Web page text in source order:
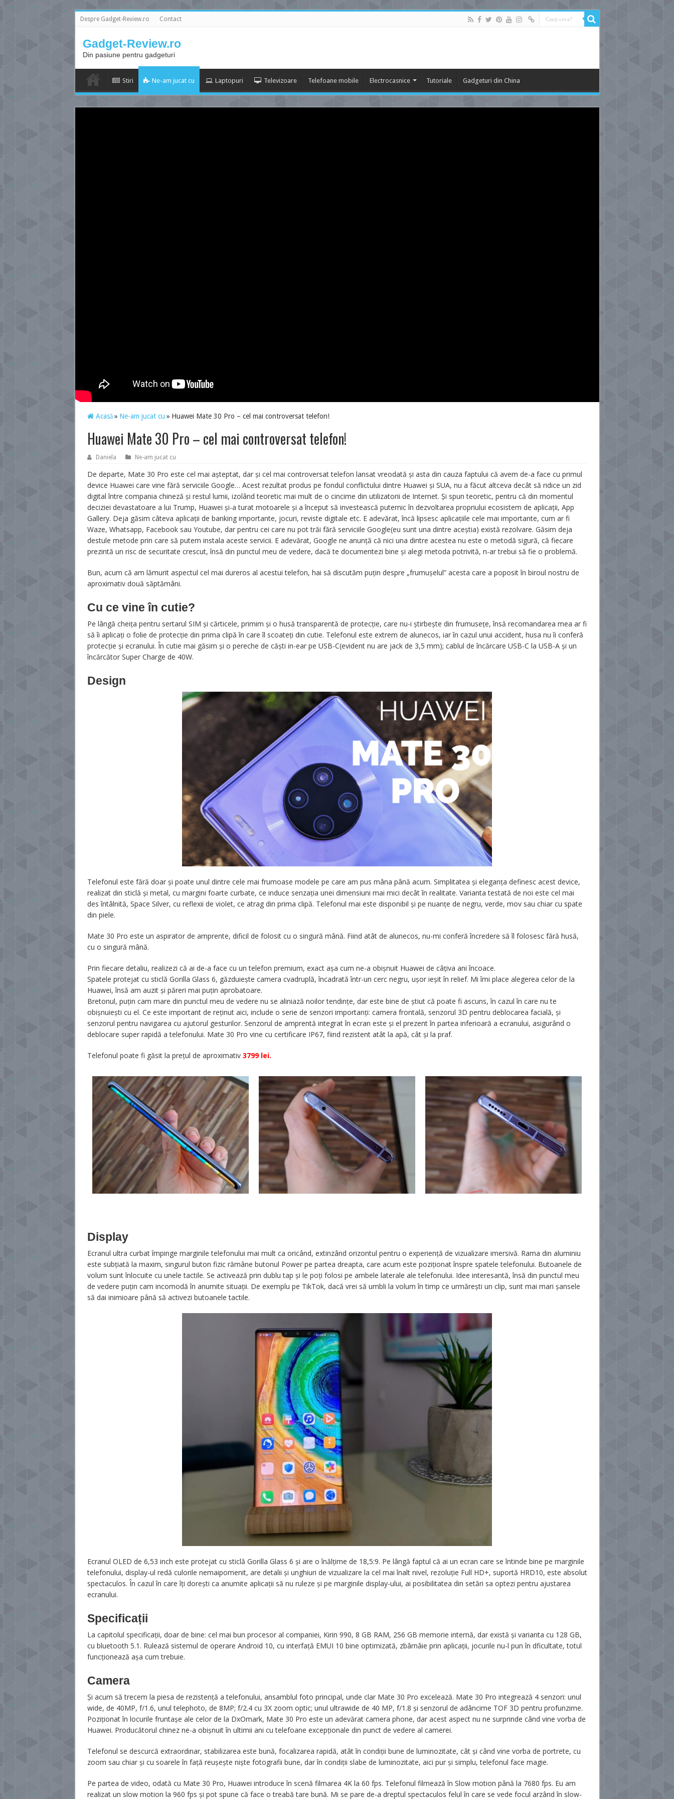
Despre Gadget-Review.ro Contact
Gadget-Review.ro
Din pasiune pentru gadgeturi
Stiri Ne-am jucat cu Laptopuri Televizoare Telefoane mobile Electrocasnice Tutoriale Gadgeturi din China
Acasă » Ne-am jucat cu » Huawei Mate 30 Pro – cel mai controversat telefon!
Huawei Mate 30 Pro – cel mai controversat telefon!
Daniela Ne-am jucat cu
De departe, Mate 30 Pro este cel mai așteptat, dar și cel mai controversat telefon lansat vreodată și asta din cauza faptului că avem de-a face cu primul
device Huawei care vine fără serviciile Google… Acest rezultat produs pe fondul conflictului dintre Huawei și SUA, nu a făcut altceva decât să ridice un zid
digital între compania chineză și restul lumii, izolând teoretic mai mult de o cincime din utilizatorii de Internet. Și spun teoretic, pentru că din momentul
deciziei devastatoare a lui Trump, Huawei și-a turat motoarele și a început să investească puternic în dezvoltarea propriului ecosistem de aplicații, App
Gallery. Deja găsim câteva aplicații de banking importante, jocuri, reviste digitale etc. E adevărat, încă lipsesc aplicațiile cele mai importante, cum ar fi
Waze, Whatsapp, Facebook sau Youtube, dar pentru cei care nu pot trăi fără serviciile Google(eu sunt una dintre aceștia) există rezolvare. Găsim deja
destule metode prin care să putem instala aceste servicii. E adevărat, Google ne anunță că nici una dintre acestea nu este o metodă sigură, că fiecare
prezintă un risc de securitate crescut, însă din punctul meu de vedere, dacă te documentezi bine și alegi metoda potrivită, n-ar trebui să fie o problemă.
Bun, acum că am lămurit aspectul cel mai dureros al acestui telefon, hai să discutăm puțin despre „frumușelul” acesta care a poposit în biroul nostru de
aproximativ două săptămâni.
Cu ce vine în cutie?
Pe lângă cheița pentru sertarul SIM și cărticele, primim și o husă transparentă de protecție, care nu-i știrbește din frumusețe, însă recomandarea mea ar fi
să îi aplicați o folie de protecție din prima clipă în care îl scoateți din cutie. Telefonul este extrem de alunecos, iar în cazul unui accident, husa nu îi conferă
protecție și ecranului. În cutie mai găsim și o pereche de căști in-ear pe USB-C(evident nu are jack de 3,5 mm); cablul de încărcare USB-C la USB-A și un
încărcător Super Charge de 40W.
Design
Telefonul este fără doar și poate unul dintre cele mai frumoase modele pe care am pus mâna până acum. Simplitatea și eleganța definesc acest device,
realizat din sticlă și metal, cu margini foarte curbate, ce induce senzația unei dimensiuni mai mici decât în realitate. Varianta testată de noi este cel mai
des întâlnită, Space Silver, cu reflexii de violet, ce atrag din prima clipă. Telefonul mai este disponibil și pe nuanțe de negru, verde, mov sau chiar cu spate
din piele.
Mate 30 Pro este un aspirator de amprente, dificil de folosit cu o singură mână. Fiind atât de alunecos, nu-mi conferă încredere să îl folosesc fără husă,
cu o singură mână.
Prin fiecare detaliu, realizezi că ai de-a face cu un telefon premium, exact așa cum ne-a obișnuit Huawei de câțiva ani încoace.
Spatele protejat cu sticlă Gorilla Glass 6, găzduiește camera cvadruplă, încadrată într-un cerc negru, ușor ieșit în relief. Mi îmi place alegerea celor de la
Huawei, însă am auzit și păreri mai puțin aprobatoare.
Bretonul, puțin cam mare din punctul meu de vedere nu se aliniază noilor tendințe, dar este bine de știut că poate fi ascuns, în cazul în care nu te
obișnuiești cu el. Ce este important de reținut aici, include o serie de senzori importanți: camera frontală, senzorul 3D pentru deblocarea facială, și
senzorul pentru navigarea cu ajutorul gesturilor. Senzorul de amprentă integrat în ecran este și el prezent în partea inferioară a ecranului, asigurând o
deblocare super rapidă a telefonului. Mate 30 Pro vine cu certificare IP67, fiind rezistent atât la apă, cât și la praf.
Telefonul poate fi găsit la prețul de aproximativ 3799 lei.
Display
Ecranul ultra curbat împinge marginile telefonului mai mult ca oricând, extinzând orizontul pentru o experiență de vizualizare imersivă. Rama din aluminiu
este subțiată la maxim, singurul buton fizic rămâne butonul Power pe partea dreapta, care acum este poziționat înspre spatele telefonului. Butoanele de
volum sunt înlocuite cu unele tactile. Se activează prin dublu tap și le poți folosi pe ambele laterale ale telefonului. Idee interesantă, însă din punctul meu
de vedere puțin cam incomodă în anumite situații. De exemplu pe TikTok, dacă vrei să umbli la volum în timp ce urmărești un clip, sunt mai mari șansele
să dai inimioare până să activezi butoanele tactile.
Ecranul OLED de 6,53 inch este protejat cu sticlă Gorilla Glass 6 și are o înălțime de 18,5:9. Pe lângă faptul că ai un ecran care se întinde bine pe marginile
telefonului, display-ul redă culorile nemaipomenit, are detalii și unghiuri de vizualizare la cel mai înalt nivel, rezoluție Full HD+, suportă HRD10, este absolut
spectaculos. În cazul în care îți dorești ca anumite aplicații să nu ruleze și pe marginile display-ului, ai posibilitatea din setări sa optezi pentru ajustarea
ecranului.
Specificații
La capitolul specificații, doar de bine: cel mai bun procesor al companiei, Kirin 990, 8 GB RAM, 256 GB memorie internă, dar există și varianta cu 128 GB,
cu bluetooth 5.1. Rulează sistemul de operare Android 10, cu interfață EMUI 10 bine optimizată, zbârnâie prin aplicații, jocurile nu-l pun în dficultate, totul
funcționează așa cum trebuie.
Camera
Și acum să trecem la piesa de rezistență a telefonului, ansamblul foto principal, unde clar Mate 30 Pro excelează. Mate 30 Pro integrează 4 senzori: unul
wide, de 40MP, f/1.6, unul telephoto, de 8MP; f/2.4 cu 3X zoom optic; unul ultrawide de 40 MP, f/1.8 și senzorul de adâncime TOF 3D pentru profunzime.
Poziționat în locurile fruntașe ale celor de la DxOmark, Mate 30 Pro este un adevărat camera phone, dar acest aspect nu ne surprinde când vine vorba de
Huawei. Producătorul chinez ne-a obișnuit în ultimii ani cu telefoane excepționale din punct de vedere al camerei.
Telefonul se descurcă extraordinar, stabilizarea este bună, focalizarea rapidă, atât în condiții bune de luminozitate, cât și când vine vorba de portrete, cu
zoom sau chiar și cu soarele în față reușește niște fotografii bune, dar în condiții slabe de luminozitate, aici pur și simplu, telefonul face magie.
Pe partea de video, odată cu Mate 30 Pro, Huawei introduce în scenă filmarea 4K la 60 fps. Telefonul filmează în Slow motion până la 7680 fps. Eu am
realizat un slow motion la 960 fps și pot spune că face o treabă tare bună. Mi se pare de-a dreptul spectaculos felul în care se vede focul arzând în slow-